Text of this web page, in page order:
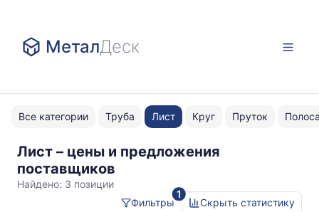
МеталДеск
Все категории Труба Лист Круг Пруток
Лист – цены и предложения
поставщиков
89
Найдено: 3 позиции
1
Фильтры
Скрыть статистику